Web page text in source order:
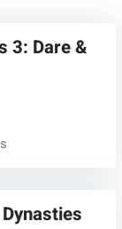
3: Dare &